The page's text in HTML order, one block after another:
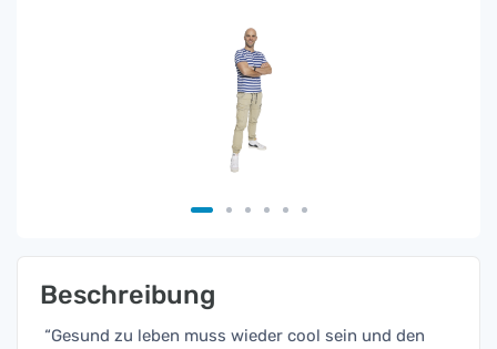
Beschreibung
“Gesund zu leben muss wieder cool sein und den